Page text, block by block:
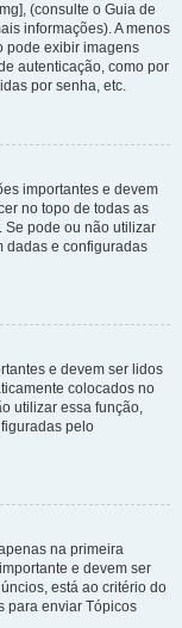
(consulte o Guia de
informações). A menos
pode exibir imagens
autenticação, como por
por senha, etc.
importantes e devem
no topo de todas as
Se pode ou não utilizar
dadas e configuradas
e devem ser lidos
colocados no
utilizar essa função,
pelo
na primeira
e devem ser
está ao critério do
para enviar Tópicos